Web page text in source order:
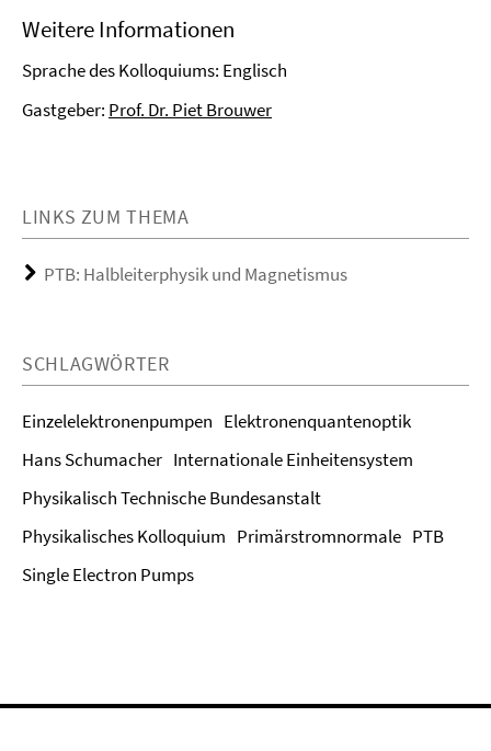
Weitere Informationen
Sprache des Kolloquiums: Englisch
Gastgeber: Prof. Dr. Piet Brouwer
LINKS ZUM THEMA
PTB: Halbleiterphysik und Magnetismus
SCHLAGWÖRTER
Einzelelektronenpumpen Elektronenquantenoptik
Hans Schumacher Internationale Einheitensystem
Physikalisch Technische Bundesanstalt
Physikalisches Kolloquium Primärstromnormale PTB
Single Electron Pumps